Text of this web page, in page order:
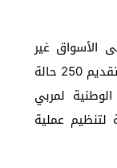
الأسواق غير
المنظمة لبيع الأدوية والأعلاف، وقد تم تقديم 250 حالة
لمربي
لتنظيم عملية